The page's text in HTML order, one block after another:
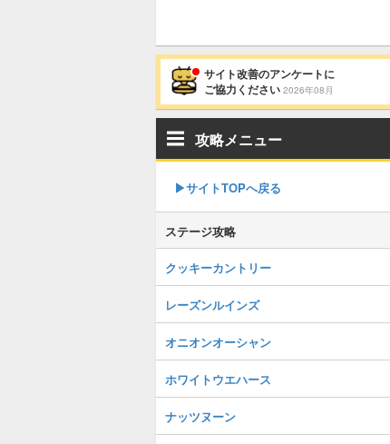
サイト改善のアンケートに
ご協力ください 2026年08月
攻略メニュー
▶︎サイトTOPへ戻る
ステージ攻略
クッキーカントリー
レーズンルインズ
オニオンオーシャン
ホワイトウエハース
ナッツヌーン